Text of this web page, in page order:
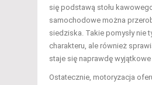
się podstawą stołu
samochodowe można
siedziska. Takie pomysły nie
charakteru, ale również
staje się naprawdę
Ostatecznie, motoryzacja